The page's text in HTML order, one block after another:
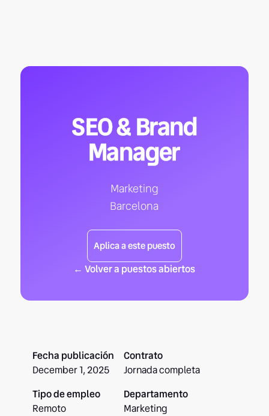
SEO & Brand
Manager
Marketing
Barcelona
Aplica a este puesto
← Volver a puestos abiertos
Fecha publicación
December 1, 2025
Contrato
Jornada completa
Tipo de empleo
Remoto
Departamento
Marketing